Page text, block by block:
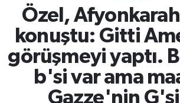
Özel,
konuştu: Gitti
görüşmeyi yaptı.
b'si var ama
Gazze'nin
Yerel
Spor
Süper Lig Puan Durumu ve
Tüm Manşetler
Son Dakika Haberleri